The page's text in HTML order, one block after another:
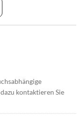
kontaktieren Sie